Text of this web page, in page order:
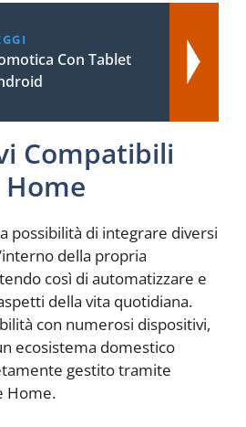
Con Tablet
Compatibili
possibilità di integrare diversi
della propria
così di automatizzare e
della vita quotidiana.
con numerosi dispositivi,
ecosistema domestico
gestito tramite
Home.